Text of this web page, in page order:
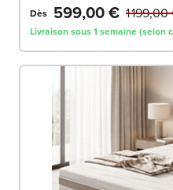
Dès 599,00 € 1
Livraison sous 1 semaine (selon